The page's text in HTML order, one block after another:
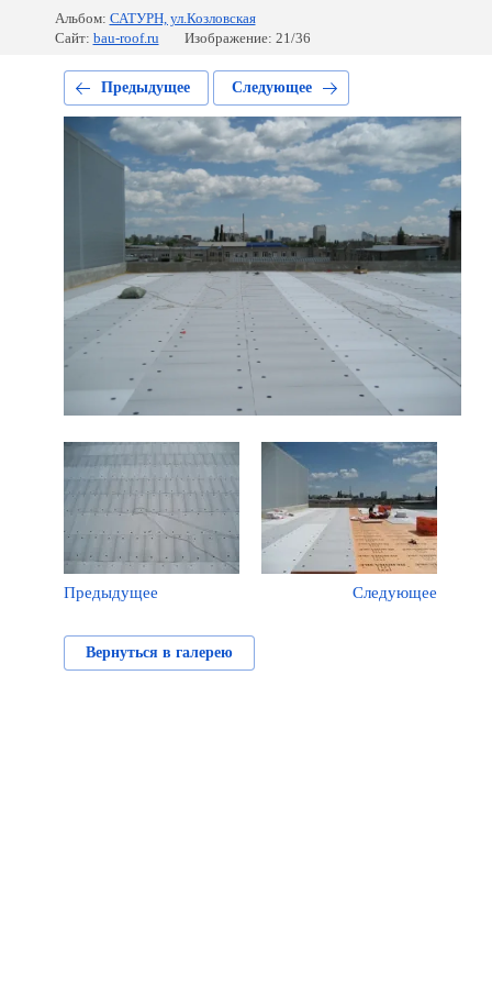
Альбом: САТУРН, ул.Козловская
Сайт: bau-roof.ru Изображение: 21/36
Предыдущее Следующее
Предыдущее Следующее
Вернуться в галерею